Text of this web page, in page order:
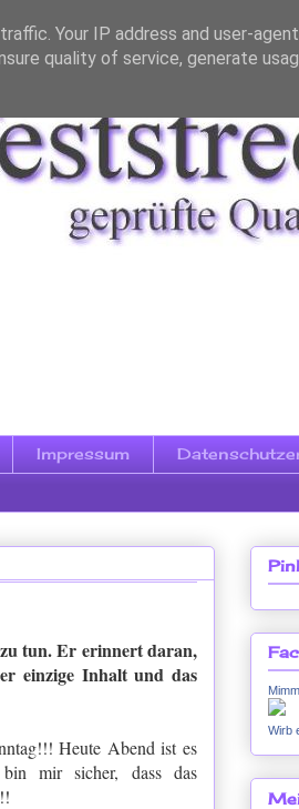
Impressum
tun. Er erinnert daran,
einzige Inhalt und das
Heute Abend ist es
bin mir sicher, dass das
Wirb
Your IP address and user-agent
quality of service, generate